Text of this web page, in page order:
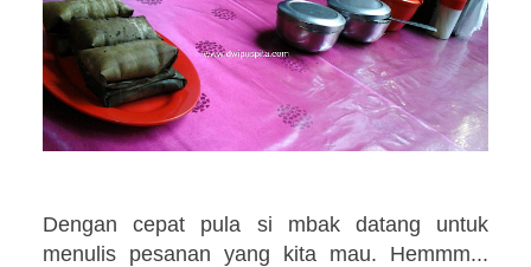
Dengan cepat pula si mbak datang untuk
menulis pesanan yang kita mau. Hemmm...